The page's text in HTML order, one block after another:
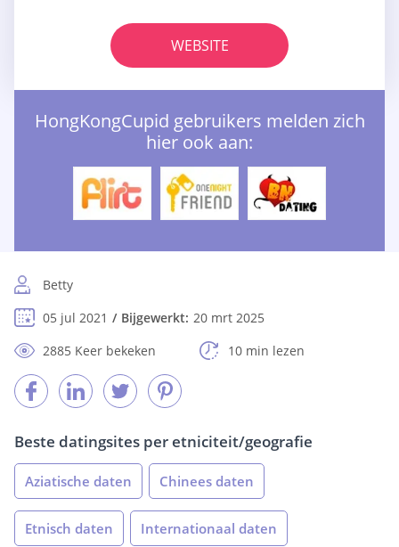
WEBSITE
HongKongCupid gebruikers melden zich
hier ook aan:
Betty
05 jul 2021
Bijgewerkt: 20 mrt 2025
2885 Keer bekeken
10 min lezen
Beste datingsites per etniciteit/geografie
Aziatische daten Chinees daten
Etnisch daten Internationaal daten